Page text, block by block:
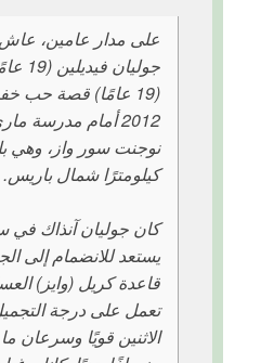
على مدار عامين،
(19 عامًا) قصة حب
2012 أمام مدرسة
كيلومترًا شمال باريس.
كان جوليان آنذاك في
يستعد للانضمام إلى
قاعدة كريل (وايز)
تعمل على درجة
الاثنين قويًا وسرعان